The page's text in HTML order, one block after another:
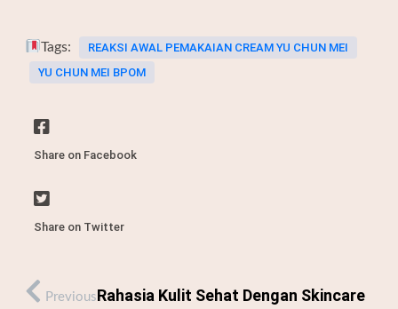
Tags:
REAKSI AWAL PEMAKAIAN CREAM YU CHUN MEI
YU CHUN MEI BPOM
Share on Facebook
Share on Twitter
PreviousRahasia Kulit Sehat Dengan Skincare